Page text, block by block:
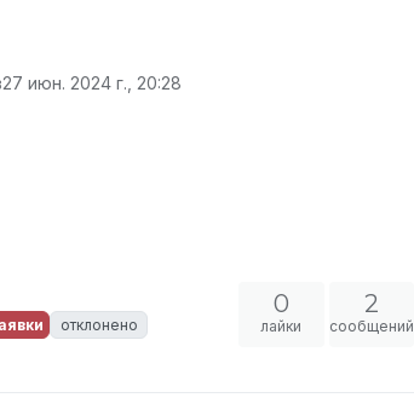
27 июн. 2024 г., 20:28
отклонено
0
лайки
2
сообщений